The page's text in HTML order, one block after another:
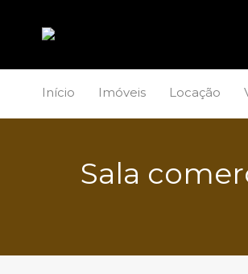
Início Imóveis Locação
Sala